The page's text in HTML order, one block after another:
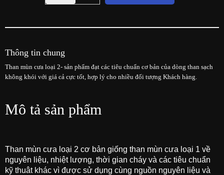
Thông tin chung
Than mùn cưa loại 2- sản phẩm đạt các tiêu chuẩn cơ bản của dòng than sạch
không khói với giá cả cực tốt, hợp lý cho nhiều đối tượng Khách hàng.
Mô tả sản phẩm
Than mùn cưa loại 2 cơ bản giống than mùn cưa loại 1 về
nguyên liệu, nhiệt lượng, thời gian cháy và các tiêu chuẩn
kỹ thuât khác vì được sử dụng cùng nguồn nguyên liệu và